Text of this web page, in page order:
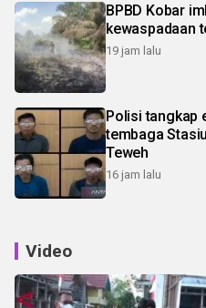
BPBD Kobar
kewaspadaan
19 jam lalu
Polisi tangkap
tembaga
Teweh
16 jam lalu
Video